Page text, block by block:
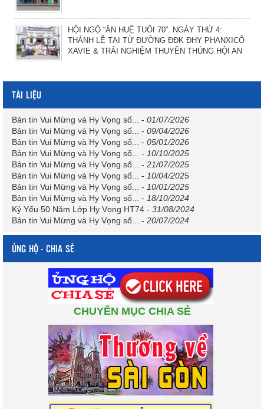
HỘI NGỘ “ÂN HUỆ TUỔI 70”. NGÀY THỨ 4:
THÁNH LỄ TẠI TỪ ĐƯỜNG ĐĐK ĐHY PHANXICÔ
XAVIE & TRẢI NGHIỆM THUYỀN THÚNG HỘI AN
TÀI LIỆU
Bản tin Vui Mừng và Hy Vọng số... - 01/07/2026
Bản tin Vui Mừng và Hy Vọng số...
- 09/04/2026
Bản tin Vui Mừng và Hy Vọng số...
- 05/01/2026
Bản tin Vui Mừng và Hy Vọng số...
- 10/10/2025
Bản tin Vui Mừng và Hy Vọng số...
- 21/07/2025
Bản tin Vui Mừng và Hy Vọng số...
- 10/04/2025
Bản tin Vui Mừng và Hy Vọng số...
- 10/01/2025
Bản tin Vui Mừng và Hy Vọng số...
- 18/10/2024
Kỷ Yếu 50 Năm Lớp Hy Vọng HT74 - 31/08/2024
Bản tin Vui Mừng và Hy Vọng số...
- 20/07/2024
ỦNG HỘ - CHIA SẺ
CHUYÊN MỤC CHIA SẺ